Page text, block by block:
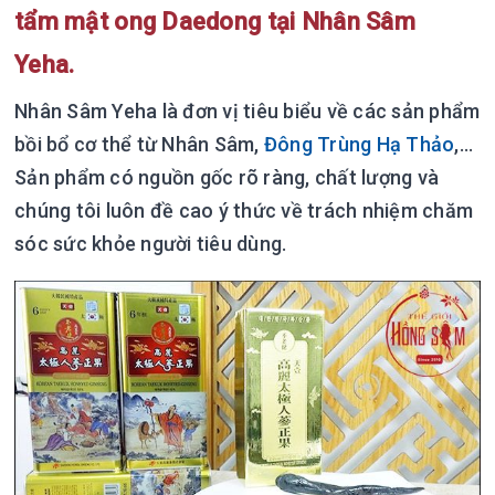
tẩm mật ong Daedong tại Nhân Sâm
Yeha.
Nhân Sâm Yeha là đơn vị tiêu biểu về các sản phẩm
bồi bổ cơ thể từ Nhân Sâm, Đông Trùng Hạ Thảo,...
Sản phẩm có nguồn gốc rõ ràng, chất lượng và
chúng tôi luôn đề cao ý thức về trách nhiệm chăm
sóc sức khỏe người tiêu dùng.